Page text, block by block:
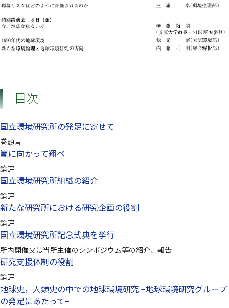
目次
国立環境研究所の発足に寄せて
巻頭言
嵐に向かって翔べ
論評
国立環境研究所組織の紹介
論評
新たな研究所における研究企画の役割
論評
国立環境研究所記念式典を挙行
所内開催又は当所主催のシンポジウム等の紹介、報告
研究支援体制の役割
論評
地球史，人類史の中での地球環境研究 −地球環境研究グループ
の発足にあたって−